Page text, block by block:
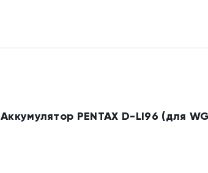
Аккумулятор PENTAX D-LI96 (для